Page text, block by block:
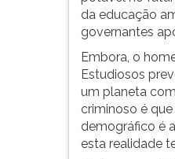
da educação
governantes
Embora, o
Estudiosos
um planeta
criminoso é
demográfico é
esta realidade